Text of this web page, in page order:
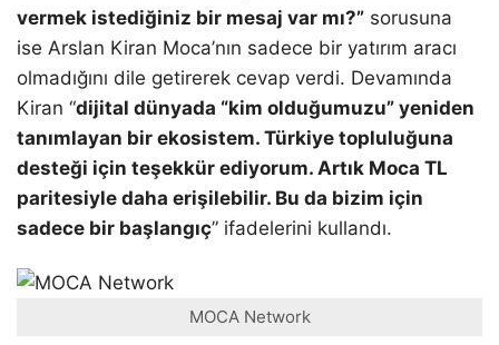
vermek istediğiniz bir mesaj var mı?” sorusuna
ise Arslan Kiran Moca’nın sadece bir yatırım aracı
olmadığını dile getirerek cevap verdi. Devamında
Kiran “dijital dünyada “kim olduğumuzu” yeniden
tanımlayan bir ekosistem. Türkiye topluluğuna
desteği için teşekkür ediyorum. Artık Moca TL
paritesiyle daha erişilebilir. Bu da bizim için
sadece bir başlangıç” ifadelerini kullandı.
MOCA Network